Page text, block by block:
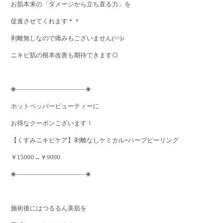
お肌本来の「ダメージから立ち直る力」を
促進させてくれます＊＊
剥離無しなので痛みもございません(^^)♪
ニキビ肌の根本改善も期待できます◎
❀———————————❀
ホットペッパービューティーに
お得なクーポンございます！
【くすみニキビケア】剥離なしケミカル×ハーブピーリング
￥15000→￥9000
❀———————————❀
施術後にはつるるん美肌を